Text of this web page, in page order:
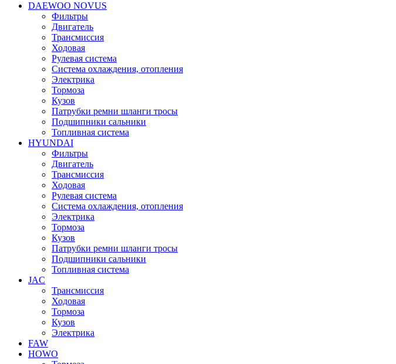
DAEWOO NOVUS
Фильтры
Двигатель
Трансмиссия
Ходовая
Рулевая система
Система охлаждения, отопления
Электрика
Тормоза
Кузов
Патрубки ремни шланги тросы
Подшипники cальники
Топливная система
HYUNDAI
Фильтры
Двигатель
Трансмиссия
Ходовая
Рулевая система
Система охлаждения, отопления
Электрика
Тормоза
Кузов
Патрубки ремни шланги тросы
Подшипники сальники
Топливная система
JAC
Трансмиcсия
Ходовая
Тормоза
Кузов
Электрика
FAW
HOWO